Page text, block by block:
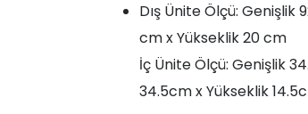
Dış Ünite Ölçü: Genişlik
cm x Yükseklik 20 cm
İç Ünite Ölçü: Genişlik
34.5cm x Yükseklik